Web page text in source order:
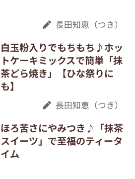
長田知恵（つき）
白玉粉入りでもちもち♪ホッ
トケーキミックスで簡単「抹
茶どら焼き」【ひな祭りに
も】
長田知恵（つき）
ほろ苦さにやみつき♪「抹茶
スイーツ」で至福のティータ
イム